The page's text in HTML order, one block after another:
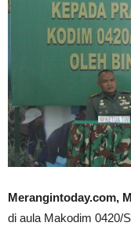
Merangintoday.com,
di aula Makodim 0420/